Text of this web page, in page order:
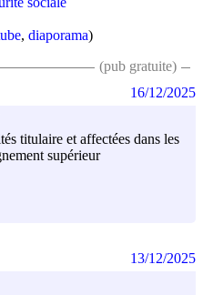
, diaporama)
(pub gratuite)
titulaire et affectées dans les
supérieur
16/12/2025
13/12/2025